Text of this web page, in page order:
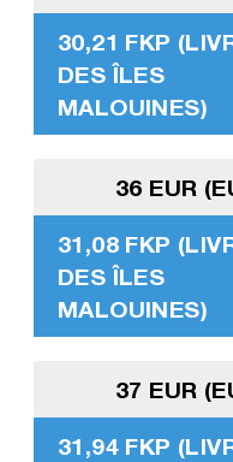
30,21 FKP
DES ÎLES
MALOUINES)
36 EUR
31,08 FKP
DES ÎLES
MALOUINES)
37 EUR
31,94 FKP